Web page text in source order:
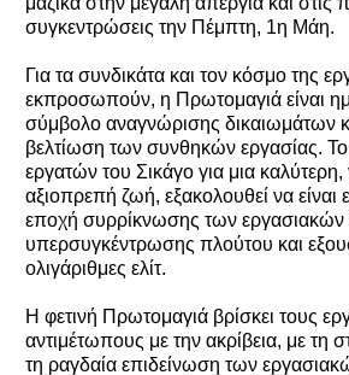
συγκεντρώσεις την Πέμπτη, 1η Μάη.
Για τα συνδικάτα και τον κόσμο της
εκπροσωπούν, η Πρωτομαγιά είναι
σύμβολο αναγνώρισης δικαιωμάτων
βελτίωση των συνθηκών εργασίας.
εργατών του Σικάγο για μια καλύτερη,
αξιοπρεπή ζωή, εξακολουθεί να είναι
εποχή συρρίκνωσης των εργασιακών
υπερσυγκέντρωσης πλούτου και
ολιγάριθμες ελίτ.
Η φετινή Πρωτομαγιά βρίσκει τους
αντιμέτωπους με την ακρίβεια, με τη
τη ραγδαία επιδείνωση των